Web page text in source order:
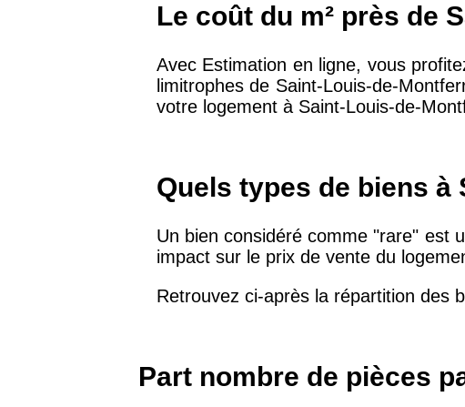
75020 -Paris 20ème
9 623 €
75019 -Paris 19ème
arrondissement
9 231 €
75013 -
Paris 13ème
arrondissement
10 073 €
76600 -Le Havre 2 455 €
Le coût du m² près de
Avec Estimation en ligne, vous
limitrophes de Saint-Louis-de-
votre logement à Saint-Louis-de-
Quels types de biens
Un bien considéré comme "rare" est
impact sur le prix de vente du
Retrouvez ci-après la répartition des
Part nombre de pièces